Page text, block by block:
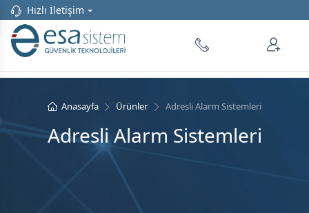
Hızlı İletişim
Anasayfa Ürünler Adresli Alarm Sistemleri
Adresli Alarm Sistemleri